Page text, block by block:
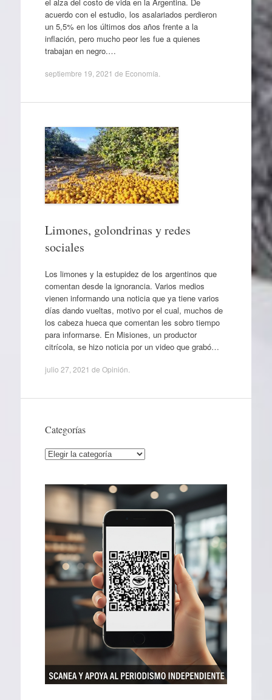
acuerdo con el estudio, los asalariados perdieron
un 5,5% en los últimos dos años frente a la
inflación, pero mucho peor les fue a quienes
trabajan en negro.…
septiembre 19, 2021 de Economía
Limones, golondrinas y redes
sociales
Los limones y la estupidez de los argentinos que
comentan desde la ignorancia. Varios medios
vienen informando una noticia que ya tiene varios
días dando vueltas, motivo por el cual, muchos de
los cabeza hueca que comentan les sobro tiempo
para informarse. En Misiones, un productor
citrícola, se hizo noticia por un video que grabó…
julio 27, 2021 de Opinión
Categorías
Categorías